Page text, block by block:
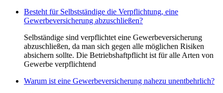
Besteht für Selbstständige die Verpflichtung, eine
Gewerbeversicherung abzuschließen?
Selbständige sind verpflichtet eine Gewerbeversicherung
abzuschließen, da man sich gegen alle möglichen Risiken
absichern sollte. Die Betriebshaftpflicht ist für alle Arten von
Gewerbe verpflichtend
Warum ist eine Gewerbeversicherung nahezu unentbehrlich?